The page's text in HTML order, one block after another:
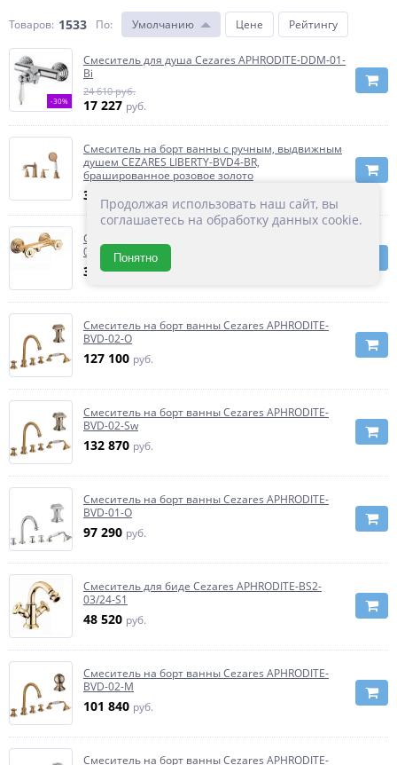
Товаров: 1533 По: Умолчанию Цене Рейтингу
-30%
Смеситель для душа Cezares APHRODITE-DDM-01-
Bi
24 610 руб.
17 227 руб.
Смеситель на борт ванны с ручным, выдвижным
душем CEZARES LIBERTY-BVD4-BR,
брашированное розовое золото
36 500
Смеситель для душа Cezares APHRODITE-DS-
03/24-S1
39 980руб.
Смеситель на борт ванны Cezares APHRODITE-
BVD-02-O
127 100 руб.
Смеситель на борт ванны Cezares APHRODITE-
BVD-02-Sw
132 870 руб.
Смеситель на борт ванны Cezares APHRODITE-
BVD-01-O
97 290 руб.
Смеситель для биде Cezares APHRODITE-BS2-
03/24-S1
48 520 руб.
Смеситель на борт ванны Cezares APHRODITE-
BVD-02-M
101 840 руб.
Смеситель на борт ванны Cezares APHRODITE-
Продолжая использовать наш сайт, вы
соглашаетесь на обработку данных cookie.
Понятно